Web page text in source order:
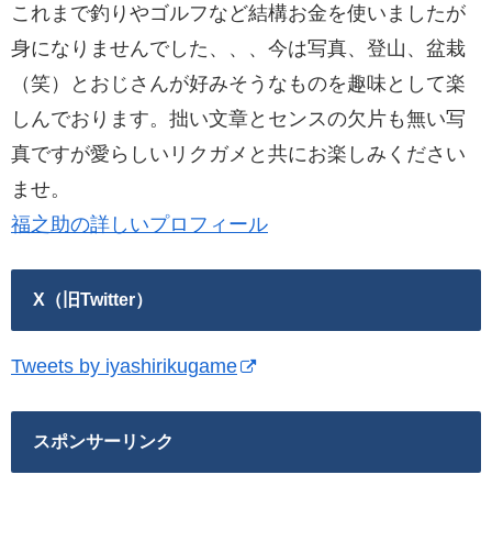
これまで釣りやゴルフなど結構お金を使いましたが
身になりませんでした、、、今は写真、登山、盆栽
（笑）とおじさんが好みそうなものを趣味として楽
しんでおります。拙い文章とセンスの欠片も無い写
真ですが愛らしいリクガメと共にお楽しみください
ませ。
福之助の詳しいプロフィール
X（旧Twitter）
Tweets by iyashirikugame
スポンサーリンク